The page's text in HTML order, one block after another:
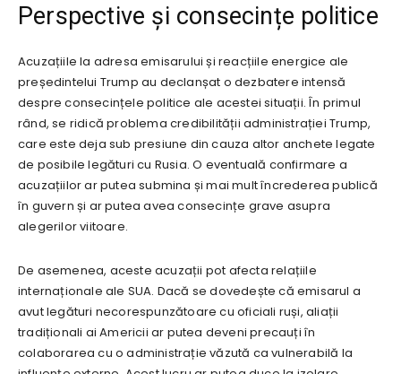
Perspective și consecințe politice
Acuzațiile la adresa emisarului și reacțiile energice ale
președintelui Trump au declanșat o dezbatere intensă
despre consecințele politice ale acestei situații. În primul
rând, se ridică problema credibilității administrației Trump,
care este deja sub presiune din cauza altor anchete legate
de posibile legături cu Rusia. O eventuală confirmare a
acuzațiilor ar putea submina și mai mult încrederea publică
în guvern și ar putea avea consecințe grave asupra
alegerilor viitoare.
De asemenea, aceste acuzații pot afecta relațiile
internaționale ale SUA. Dacă se dovedește că emisarul a
avut legături necorespunzătoare cu oficiali ruși, aliații
tradiționali ai Americii ar putea deveni precauți în
colaborarea cu o administrație văzută ca vulnerabilă la